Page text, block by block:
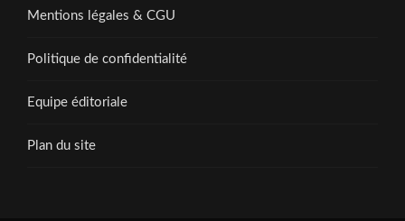
Mentions légales & CGU
Politique de confidentialité
Equipe éditoriale
Plan du site